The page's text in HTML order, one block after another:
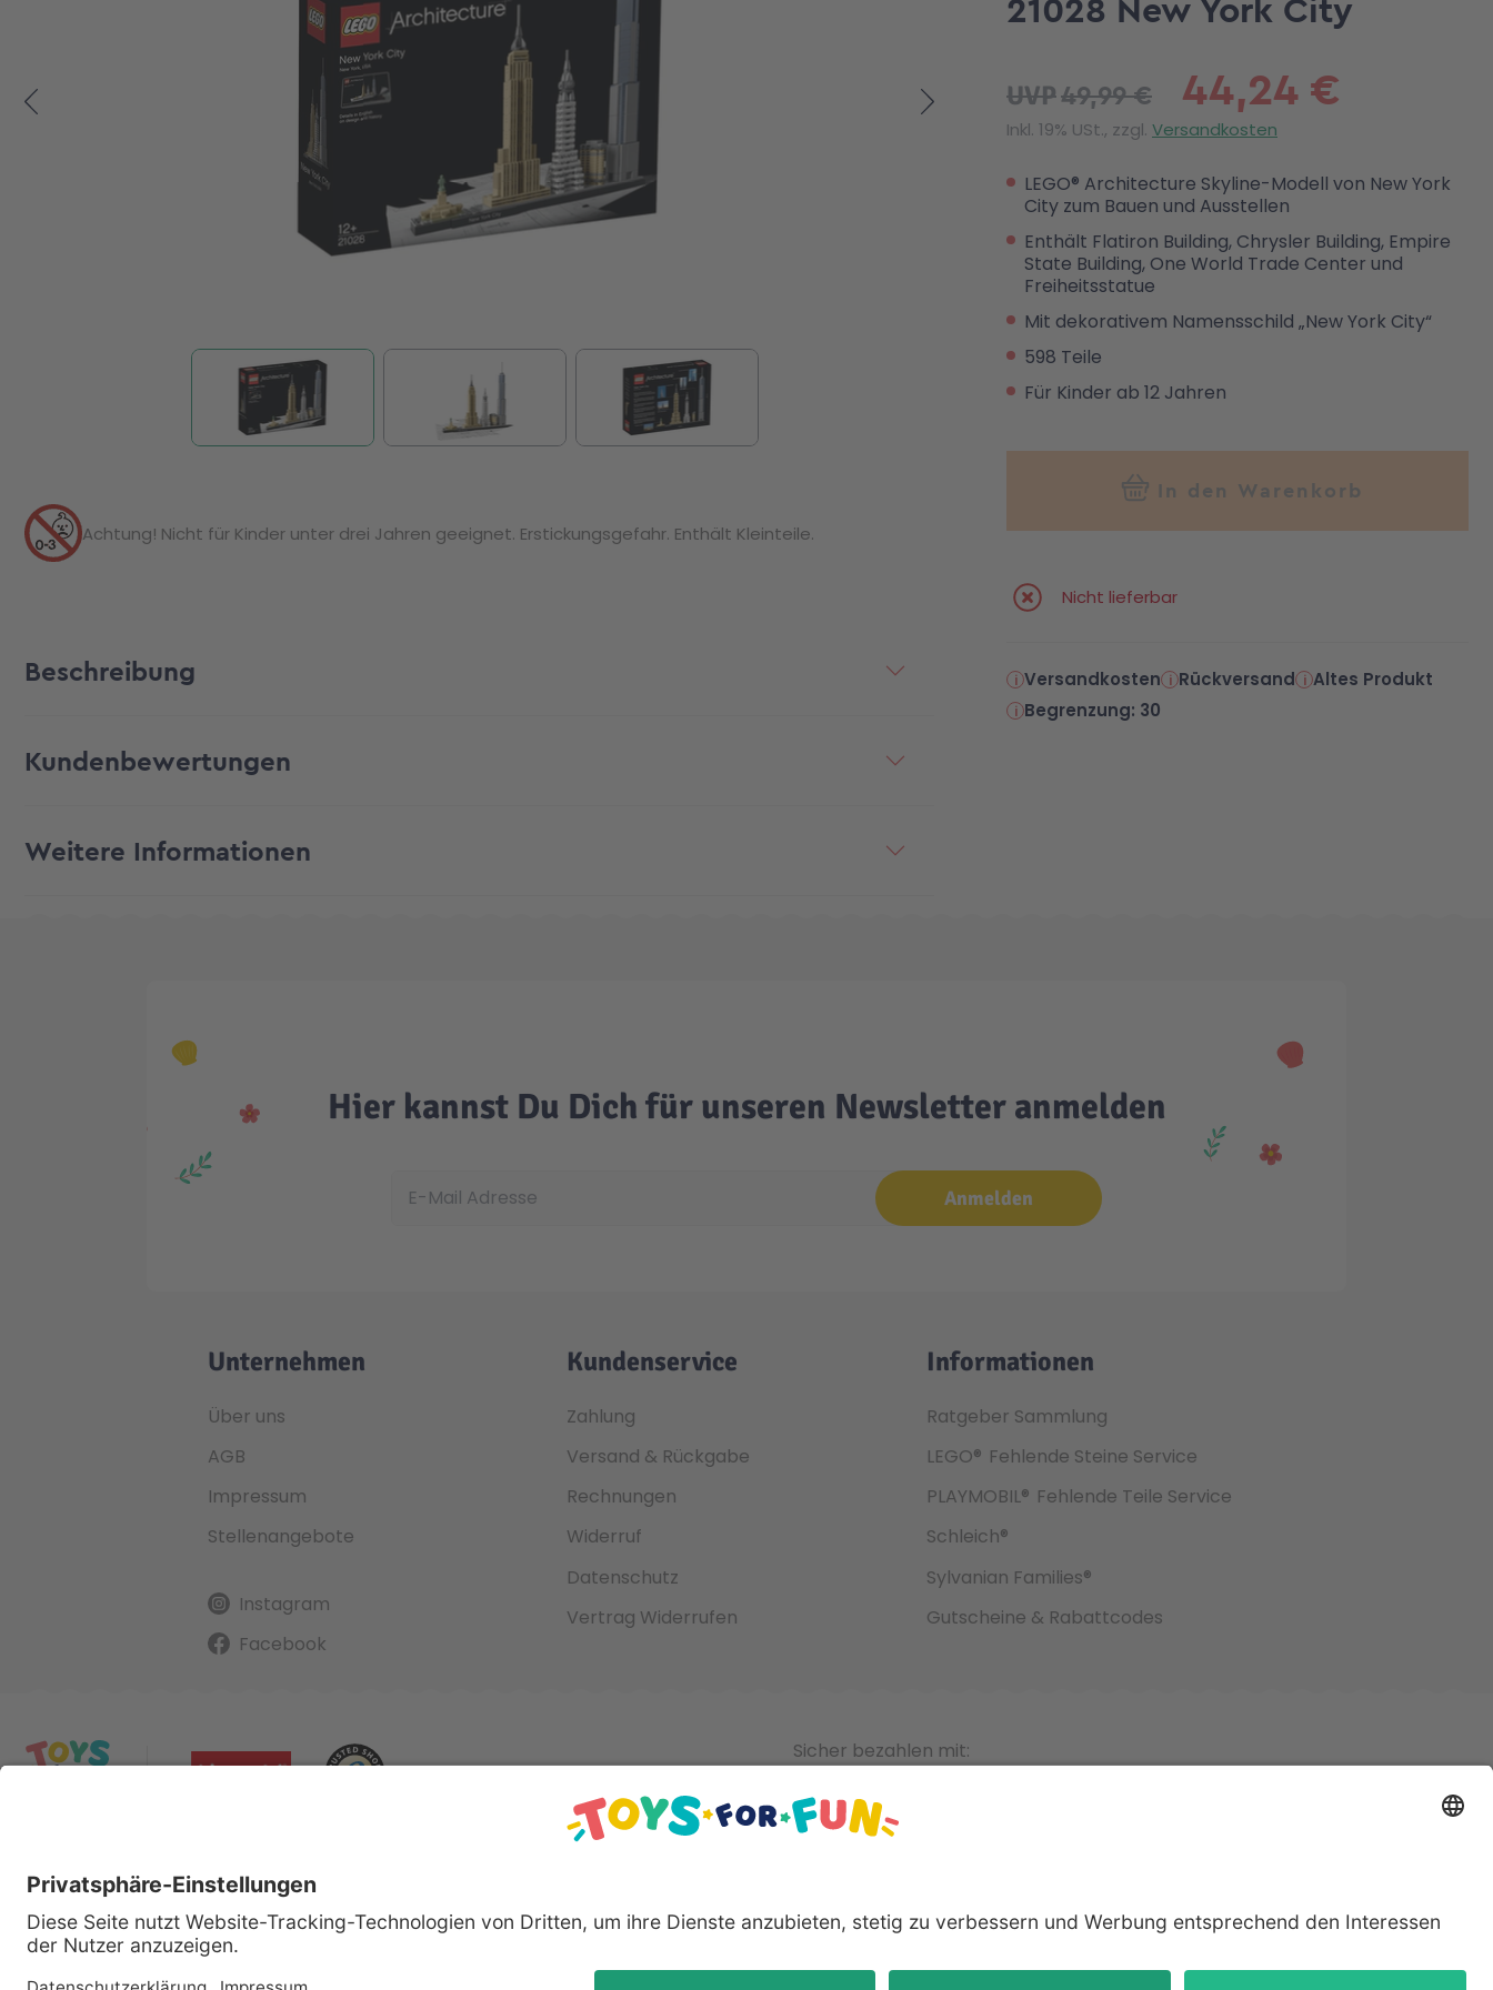
21028 New York City
44,24 €
UVP49,99 €
Inkl. 19% USt., zzgl. Versandkosten
LEGO® Architecture Skyline-Modell von New York
City zum Bauen und Ausstellen
Enthält Flatiron Building, Chrysler Building, Empire
State Building, One World Trade Center und
Freiheitsstatue
Mit dekorativem Namensschild „New York City“
598 Teile
Für Kinder ab 12 Jahren
In den Warenkorb
Nicht lieferbar
Versandkosten Rückversand
Altes Produkt
Begrenzung: 30
Achtung! Nicht für Kinder unter drei Jahren geeignet. Erstickungsgefahr. Enthält Kleinteile.
Beschreibung
Kundenbewertungen
Weitere Informationen
Hier kannst Du Dich für unseren Newsletter anmelden
Anmelden
Unternehmen
Über uns
AGB
Impressum
Stellenangebote
Instagram
Facebook
Kundenservice
Zahlung
Versand & Rückgabe
Rechnungen
Widerruf
Datenschutz
Vertrag Widerrufen
Informationen
Ratgeber Sammlung
LEGO® Fehlende Steine Service
PLAYMOBIL® Fehlende Teile Service
Schleich®
Sylvanian Families®
Gutscheine & Rabattcodes
Sicher bezahlen mit:
Alle genannten Produkte und Logos sind eingetragene Warenzeichen der jeweiligen